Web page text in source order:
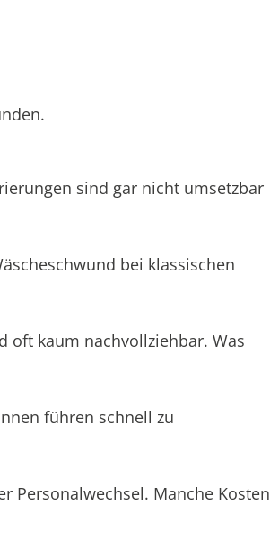
sind gar nicht umsetzbar
bei klassischen
oft kaum nachvollziehbar. Was
führen schnell zu
Personalwechsel. Manche Kosten